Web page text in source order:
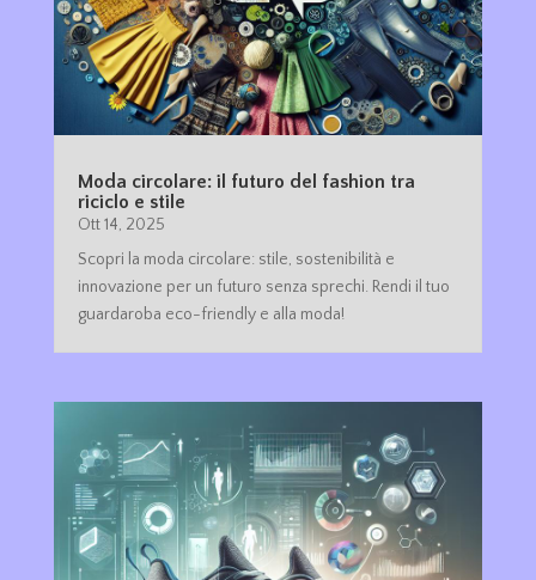
Moda circolare: il futuro del fashion tra
riciclo e stile
Ott 14, 2025
Scopri la moda circolare: stile, sostenibilità e
innovazione per un futuro senza sprechi. Rendi il tuo
guardaroba eco-friendly e alla moda!